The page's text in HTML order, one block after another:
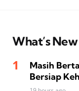
What’s New
Masih
Bersiap